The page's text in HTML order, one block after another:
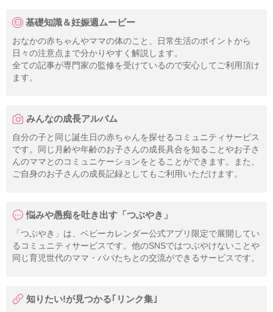
基礎知識＆妊娠週ムービー
おなかの赤ちゃんやママの体のこと、日常生活のポイントから
日々の注意点まで分かりやすく解説します。
全ての記事が専門家の監修を受けているので安心してご利用頂け
ます。
みんなの成長アルバム
自分の子と同じ誕生日の赤ちゃんを探せるコミュニティサービス
です。同じ月齢や年齢のお子さんの成長具合を知ることやお子さ
んのママとのコミュニケーションをとることができます。また、
ご自身のお子さんの成長記録としてもご利用いただけます。
悩みや愚痴を吐き出す「つぶやき」
「つぶやき」は、ベビーカレンダー公式アプリ限定で展開してい
るコミュニティサービスです。他のSNSではつぶやけないことや
同じ育児世代のママ・パパたちとの交流ができるサービスです。
知りたい!が見つかる｢リンク集｣